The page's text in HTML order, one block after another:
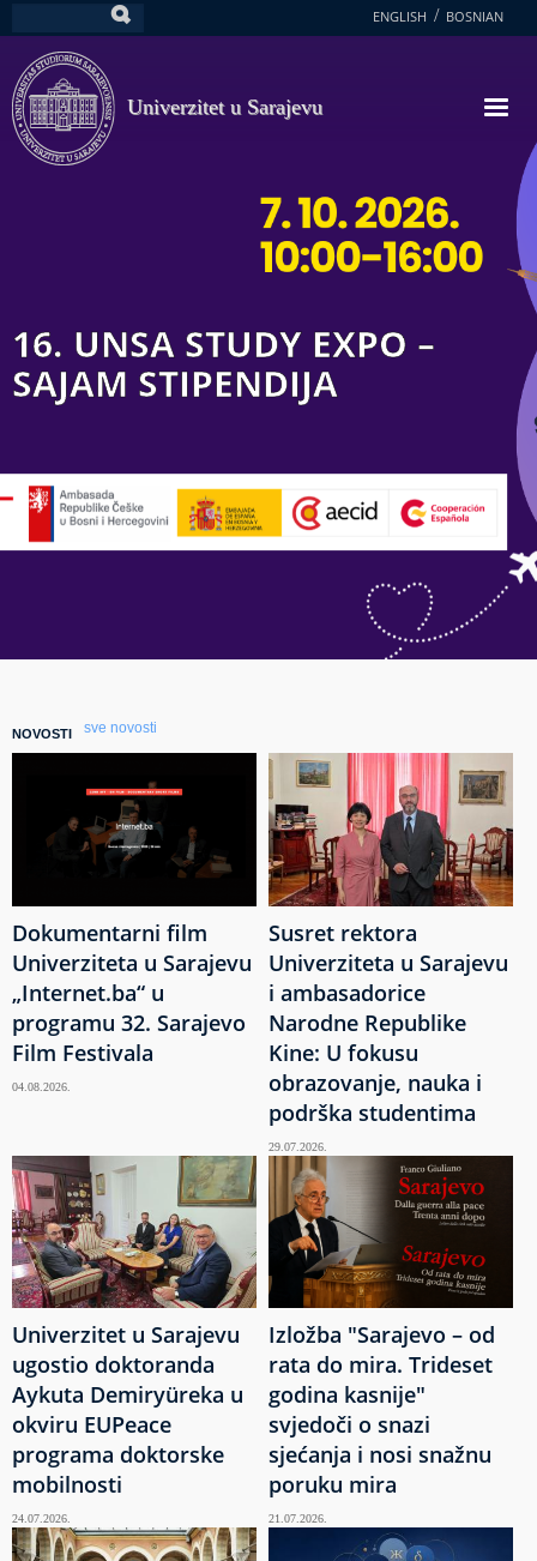
na
glavni
sadržaj
ENGLISH BOSNIAN
Univerzitet u Sarajevu
16. UNSA STUDY EXPO –
SAJAM STIPENDIJA
NOVOSTI sve novosti
Dokumentarni film
Univerziteta u Sarajevu
„Internet.ba“ u
programu 32. Sarajevo
Film Festivala
04.08.2026.
Susret rektora
Univerziteta u Sarajevu
i ambasadorice
Narodne Republike
Kine: U fokusu
obrazovanje, nauka i
podrška studentima
29.07.2026.
Univerzitet u Sarajevu
ugostio doktoranda
Aykuta Demiryüreka u
okviru EUPeace
programa doktorske
mobilnosti
24.07.2026.
Izložba "Sarajevo – od
rata do mira. Trideset
godina kasnije"
svjedoči o snazi
sjećanja i nosi snažnu
poruku mira
21.07.2026.